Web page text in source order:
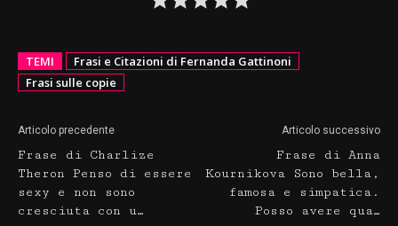
TEMI
Frasi e Citazioni di Fernanda Gattinoni
Frasi sulle copie
Articolo precedente
Frase di Charlize
Theron Penso di essere
sexy e non sono
cresciuta con u…
Articolo successivo
Frase di Anna
Kournikova Sono bella,
famosa e simpatica.
Posso avere qua…